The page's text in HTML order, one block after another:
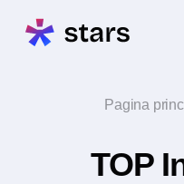
Pagina
TOP